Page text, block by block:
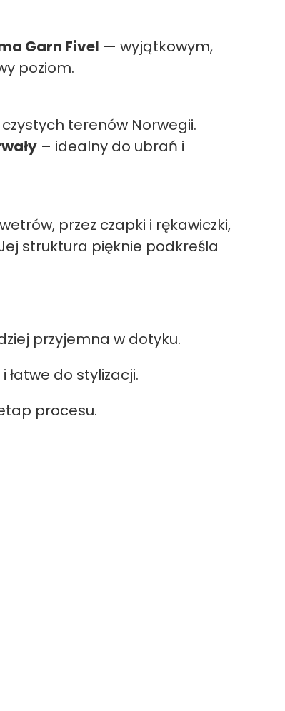
Garn Fivel — wyjątkowym,
poziom.
terenów Norwegii.
– idealny do ubrań i
przez czapki i rękawiczki,
struktura pięknie podkreśla
przyjemna w dotyku.
do stylizacji.
procesu.